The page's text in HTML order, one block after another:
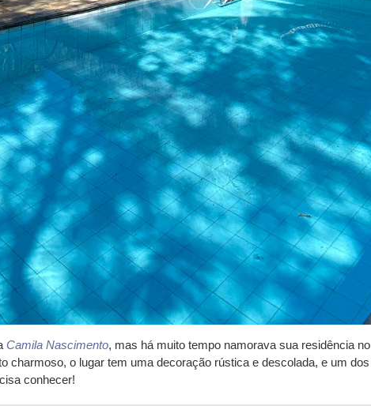
Camila Nascimento, mas há muito tempo namorava sua residência no
charmoso, o lugar tem uma decoração rústica e descolada, e um dos
conhecer!